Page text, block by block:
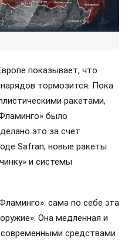
показывает, что
тормозится. Пока
ракетами,
было
это за счёт
Safran, новые ракеты
и системы
сама по себе эта
Она медленная и
средствами